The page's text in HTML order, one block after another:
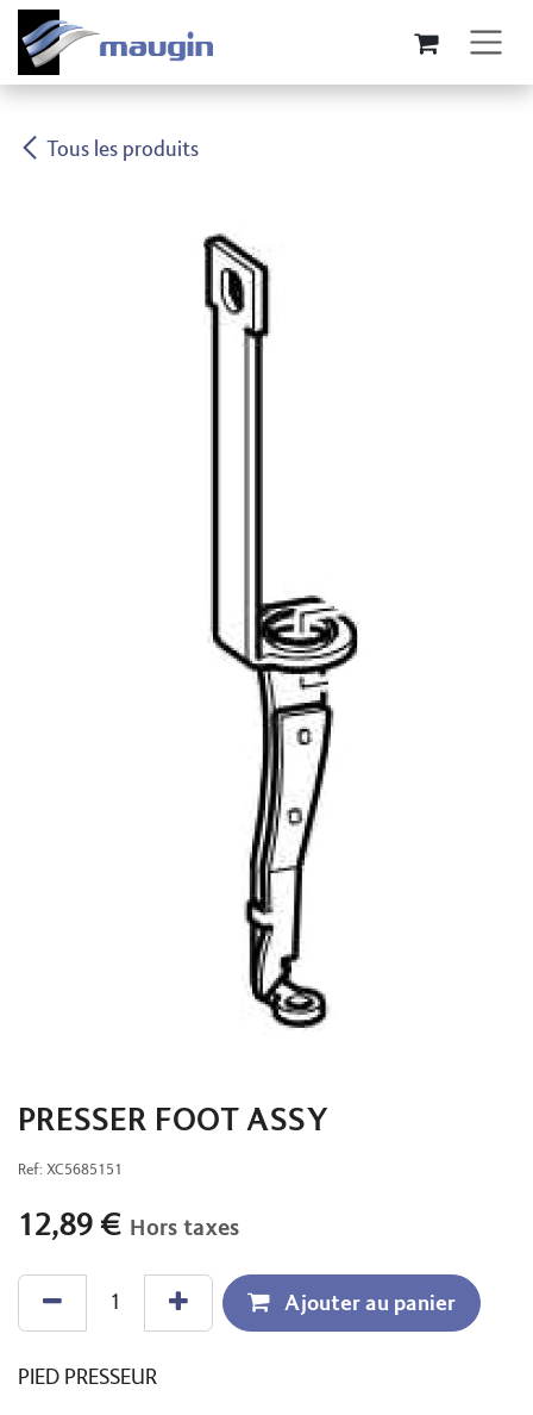
Se rendre au contenu
Tous les produits
PRESSER FOOT ASSY
Ref: XC5685151
12,89 € Hors taxes
Ajouter au panier
PIED PRESSEUR